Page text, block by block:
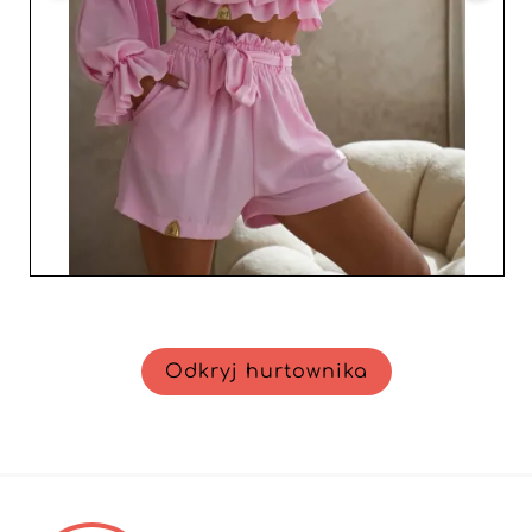
jego produkty do swojego katalogu, wzmacniasz
wizerunek marki i przyciągasz klientów poszukujących
eleganckich i trwałych elementów garderoby.
Odkryj hurtownika